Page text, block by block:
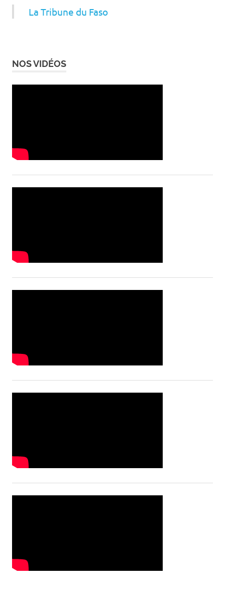
La Tribune du Faso
NOS VIDÉOS